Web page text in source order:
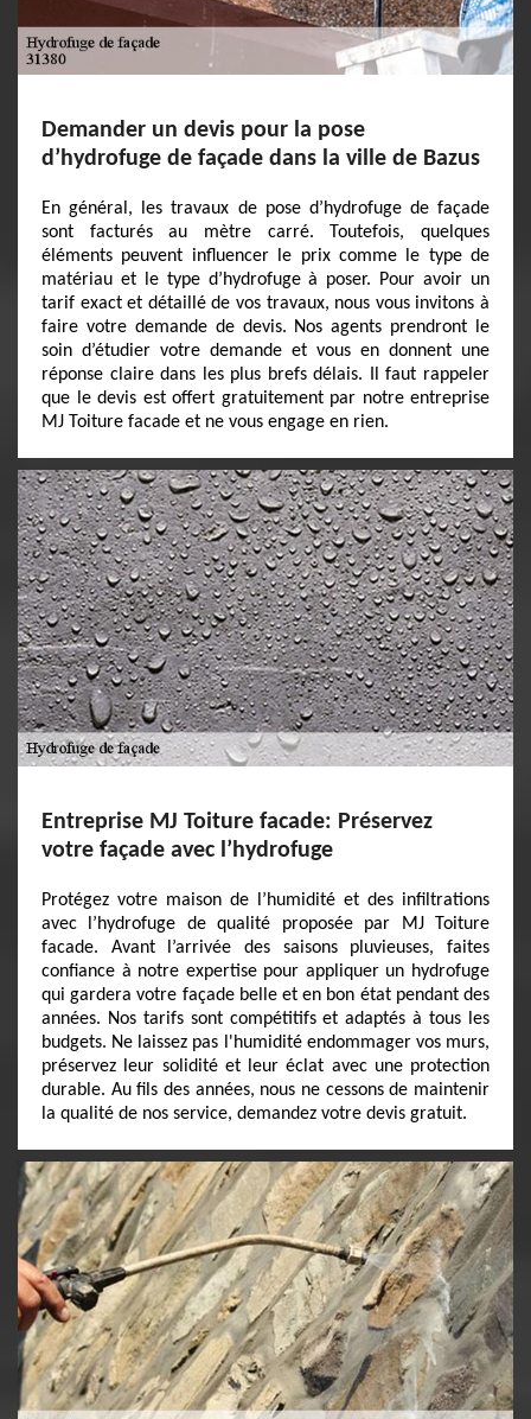
Demander un devis pour la pose
d’hydrofuge de façade dans la ville de Bazus
En général, les travaux de pose d’hydrofuge de façade
sont facturés au mètre carré. Toutefois, quelques
éléments peuvent influencer le prix comme le type de
matériau et le type d’hydrofuge à poser. Pour avoir un
tarif exact et détaillé de vos travaux, nous vous invitons à
faire votre demande de devis. Nos agents prendront le
soin d’étudier votre demande et vous en donnent une
réponse claire dans les plus brefs délais. Il faut rappeler
que le devis est offert gratuitement par notre entreprise
MJ Toiture facade et ne vous engage en rien.
Entreprise MJ Toiture facade: Préservez
votre façade avec l’hydrofuge
Protégez votre maison de l’humidité et des infiltrations
avec l’hydrofuge de qualité proposée par MJ Toiture
facade. Avant l’arrivée des saisons pluvieuses, faites
confiance à notre expertise pour appliquer un hydrofuge
qui gardera votre façade belle et en bon état pendant des
années. Nos tarifs sont compétitifs et adaptés à tous les
budgets. Ne laissez pas l'humidité endommager vos murs,
préservez leur solidité et leur éclat avec une protection
durable. Au fils des années, nous ne cessons de maintenir
la qualité de nos service, demandez votre devis gratuit.